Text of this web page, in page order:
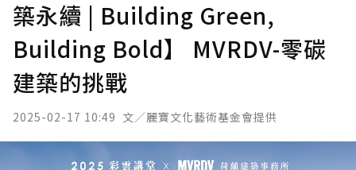
築永續 | Building Green,
Building Bold】 MVRDV-零碳
建築的挑戰
2025-02-17 10:49 文／麗寶文化藝術基金會提供